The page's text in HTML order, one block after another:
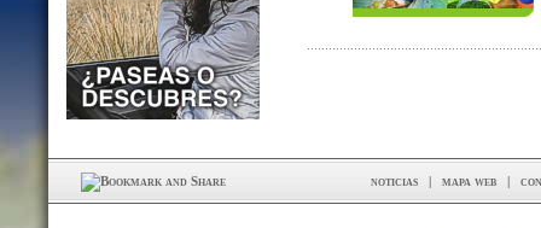
noticias | mapa web |